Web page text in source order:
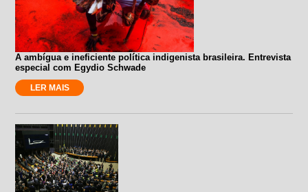
A ambígua e ineficiente política indigenista brasileira. Entrevista
especial com Egydio Schwade
LER MAIS